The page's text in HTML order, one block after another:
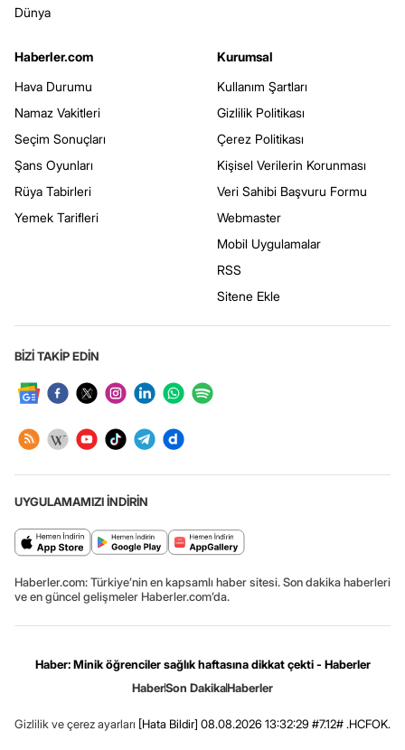
Dünya
Haberler.com
Hava Durumu
Namaz Vakitleri
Seçim Sonuçları
Şans Oyunları
Rüya Tabirleri
Yemek Tarifleri
Kurumsal
Kullanım Şartları
Gizlilik Politikası
Çerez Politikası
Kişisel Verilerin Korunması
Veri Sahibi Başvuru Formu
Webmaster
Mobil Uygulamalar
RSS
Sitene Ekle
BİZİ TAKİP EDİN
UYGULAMAMIZI İNDİRİN
Haberler.com: Türkiye’nin en kapsamlı haber sitesi. Son dakika haberleri
ve en güncel gelişmeler Haberler.com’da.
Haber: Minik öğrenciler sağlık haftasına dikkat çekti - Haberler
HaberSon DakikaHaberler
Gizlilik ve çerez ayarları [Hata Bildir] 08.08.2026 13:32:29 #7.12# .HCFOK.